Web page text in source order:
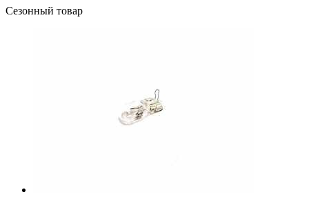
Сезонный товар